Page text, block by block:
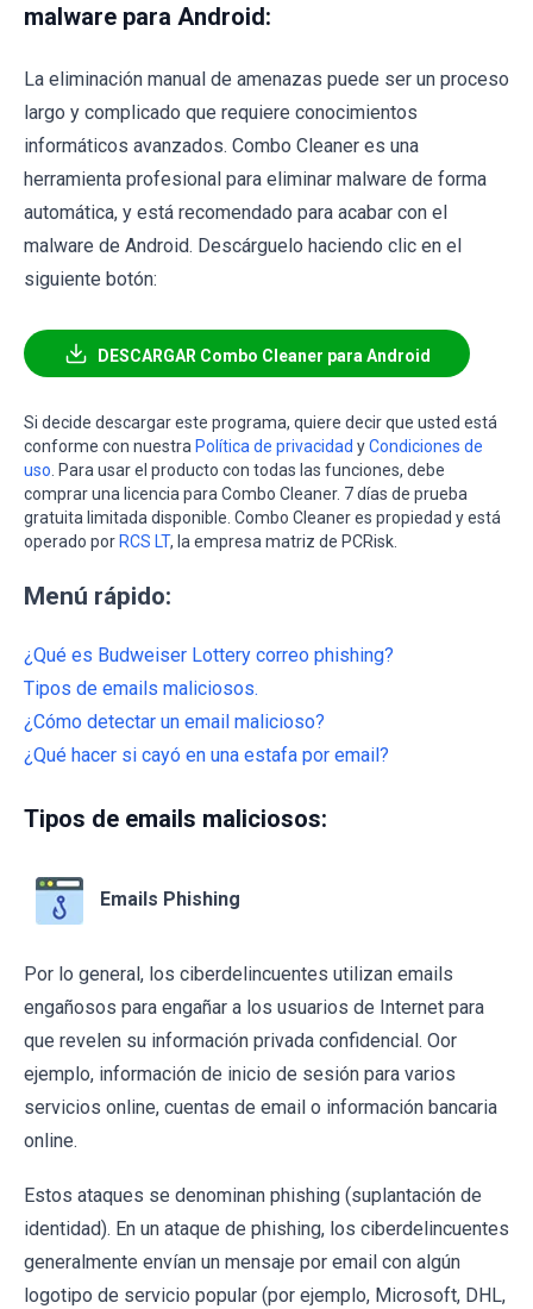
malware para Android:
La eliminación manual de amenazas puede ser un proceso
largo y complicado que requiere conocimientos
informáticos avanzados. Combo Cleaner es una
herramienta profesional para eliminar malware de forma
automática, y está recomendado para acabar con el
malware de Android. Descárguelo haciendo clic en el
siguiente botón:
DESCARGAR Combo Cleaner para Android
Si decide descargar este programa, quiere decir que usted está
conforme con nuestra Política de privacidad yCondiciones de
uso . Para usar el producto con todas las funciones, debe
comprar una licencia para Combo Cleaner. 7 días de prueba
gratuita limitada disponible. Combo Cleaner es propiedad y está
operado porRCS LT, la empresa matriz de PCRisk.
Menú rápido:
¿Qué es Budweiser Lottery correo phishing?
Tipos de emails maliciosos.
¿Cómo detectar un email malicioso?
¿Qué hacer si cayó en una estafa por email?
Tipos de emails maliciosos:
Emails Phishing
Por lo general, los ciberdelincuentes utilizan emails
engañosos para engañar a los usuarios de Internet para
que revelen su información privada confidencial. Oor
ejemplo, información de inicio de sesión para varios
servicios online, cuentas de email o información bancaria
online.
Estos ataques se denominan phishing (suplantación de
identidad). En un ataque de phishing, los ciberdelincuentes
generalmente envían un mensaje por email con algún
logotipo de servicio popular (por ejemplo, Microsoft, DHL,